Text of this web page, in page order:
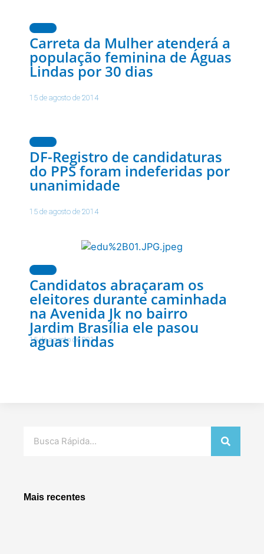
Carreta da Mulher atenderá a
população feminina de Águas
Lindas por 30 dias
15 de agosto de 2014
DF-Registro de candidaturas
do PPS foram indeferidas por
unanimidade
15 de agosto de 2014
Candidatos abraçaram os
eleitores durante caminhada
na Avenida Jk no bairro
Jardim Brasília ele pasou
aguas lindas
15 de agosto de 2014
Mais recentes